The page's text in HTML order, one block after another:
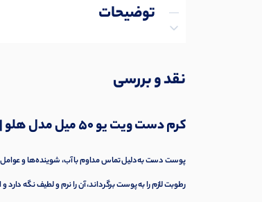
توضیحات
نظرات (0)
پرسش‌ها
نقد و بررسی
کرم دست ویت یو ۵۰ میل مدل هلو | نرم‌کننده و آبرسان پوست
پوست دست به‌دلیل تماس مداوم با آب، شوینده‌ها و
رطوبت لازم را به پوست برگرداند، آن را نرم و لطیف نگه